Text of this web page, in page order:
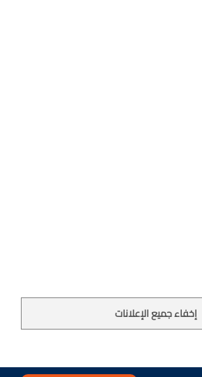
إخفاء جميع الإعلانات